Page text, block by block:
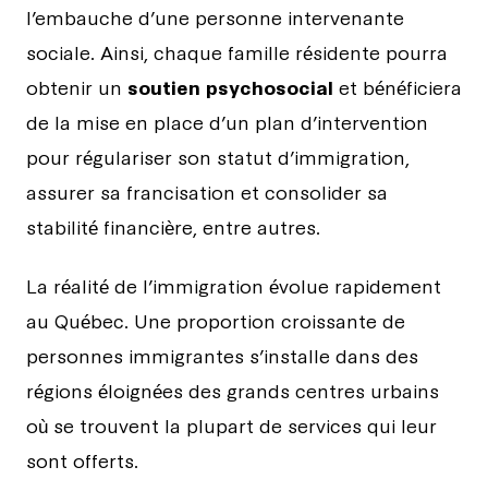
l’embauche d’une personne intervenante
sociale. Ainsi, chaque famille résidente pourra
obtenir un soutien psychosocial et bénéficiera
de la mise en place d’un plan d’intervention
pour régulariser son statut d’immigration,
assurer sa francisation et consolider sa
stabilité financière, entre autres.
La réalité de l’immigration évolue rapidement
au Québec. Une proportion croissante de
personnes immigrantes s’installe dans des
régions éloignées des grands centres urbains
où se trouvent la plupart de services qui leur
sont offerts.